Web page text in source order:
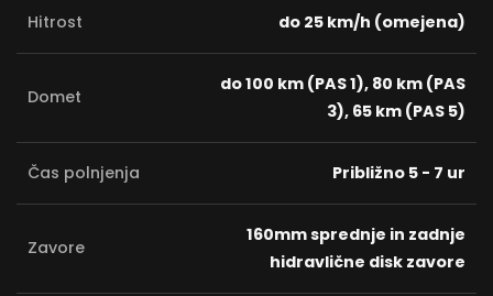
Hitrost do 25 km/h (omejena)
Domet
do 100 km (PAS 1), 80 km (PAS
3), 65 km (PAS 5)
Čas polnjenja Približno 5 - 7 ur
Zavore
160mm sprednje in zadnje
hidravlične disk zavore